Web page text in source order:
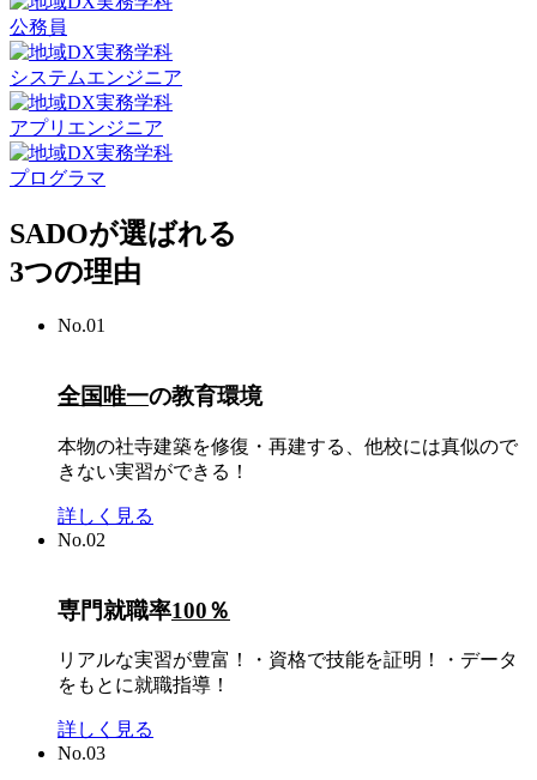
公務員
システムエンジニア
アプリエンジニア
プログラマ
SADOが選ばれる
3つの理由
No.01
全国唯一の教育環境
本物の社寺建築を修復・再建する、他校には真似ので
きない実習ができる！
詳しく見る
No.02
専門就職率100％
リアルな実習が豊富！・資格で技能を証明！・データ
をもとに就職指導！
詳しく見る
No.03